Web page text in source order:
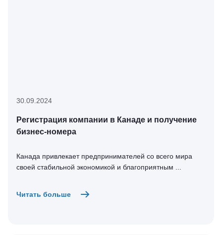
30.09.2024
Регистрация компании в Канаде и получение
бизнес-номера
Канада привлекает предпринимателей со всего мира
своей стабильной экономикой и благоприятным ...
Читать больше